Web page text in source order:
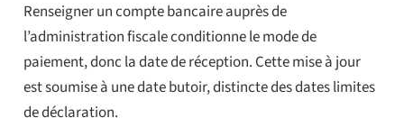
Renseigner un compte bancaire auprès de
l’administration fiscale conditionne le mode de
paiement, donc la date de réception. Cette mise à jour
est soumise à une date butoir, distincte des dates limites
de déclaration.